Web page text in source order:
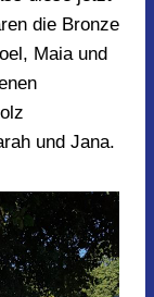
die Bronze
Maia und
und Jana.